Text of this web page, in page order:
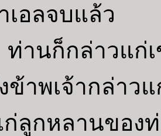
เอลจบแล้ว
านก็กล่าวแก่
ข้าพเจ้ากล่า
ลูกหลานของ